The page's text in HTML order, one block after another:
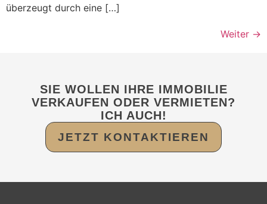
überzeugt durch eine […]
Weiter →
SIE WOLLEN IHRE IMMOBILIE
VERKAUFEN ODER VERMIETEN?
ICH AUCH!
JETZT KONTAKTIEREN